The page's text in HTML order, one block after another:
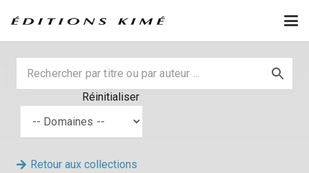
Réinitialiser
Retour aux collections